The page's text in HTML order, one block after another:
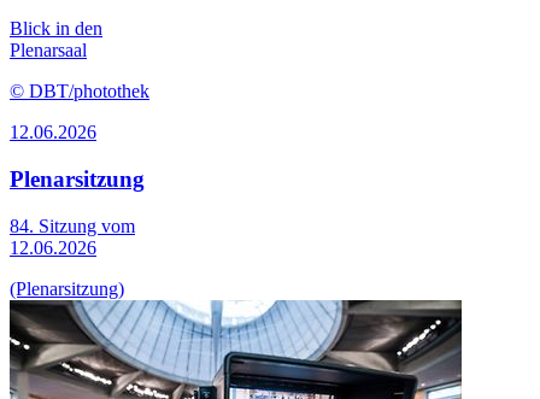
Blick in den
Plenarsaal
© DBT/photothek
12.06.2026
Plenarsitzung
84. Sitzung vom
12.06.2026
(Plenarsitzung)